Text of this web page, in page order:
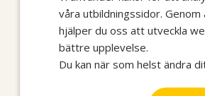
✓ Ni behöver inte
E-post:foretag@ya.se
010 – 600 08 01
våra utbildningssidor.
hjälper du oss att utveckla
bättre upplevelse.
Du kan när som helst ändra